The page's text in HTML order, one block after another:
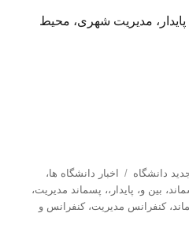
مدیریت شهرى، محیط
دانشگاه برچسب‌ها
اخبار دانشگاه ها،
، بین و، پایدار،، پسماند مدیریت،
،کنفرانس مدیریت،کنفرانس و